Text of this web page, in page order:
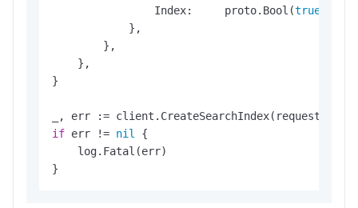
                Index:     proto.Bool(
true
            },
        },
    },
}
if err != nil
{
    log.Fatal(err)
}